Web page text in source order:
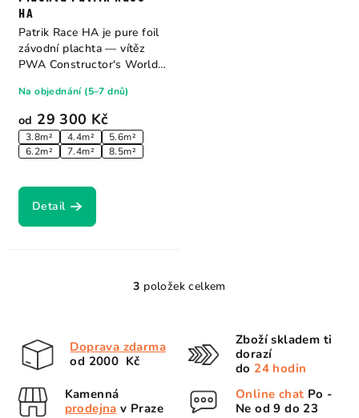
HA
od 29 300 Kč
3.8m² 4.4m²
5.6m²
6.2m²
7.4m² 8.5m²
Na objednání (5–7 dnů)
Detail
Patrik Race HA je pure foil
závodní plachta — vítěz
PWA Constructor's World
O
3 položek celkem
Doprava zdarma
od 2000 Kč
Zboží skladem ti
dorazí
do 24 hodin
Kamenná
prodejna v Praze
Online chat Po -
Ne od 9 do 23